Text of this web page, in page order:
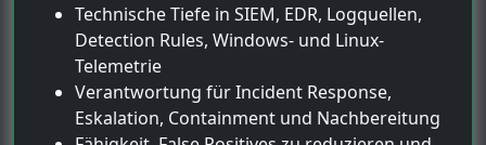
Technische Tiefe in SIEM, EDR, Logquellen,
Detection Rules, Windows- und Linux-
Telemetrie
Verantwortung für Incident Response,
Eskalation, Containment und Nachbereitung